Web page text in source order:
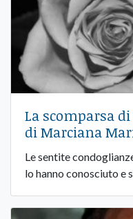
La scomparsa
di Marciana
Le sentite
lo hanno conosciuto e